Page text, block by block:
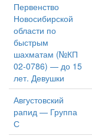
Первенство
Новосибирской
области по
быстрым
шахматам (№КП
02-0786) — до 15
лет. Девушки
Августовский
рапид — Группа
С